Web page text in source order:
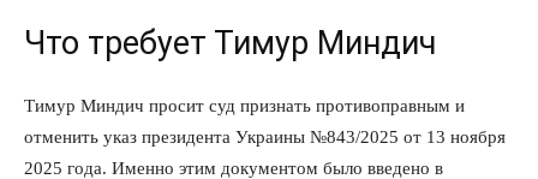
Что требует Тимур Миндич
Тимур Миндич просит суд признать противоправным и
отменить указ президента Украины №843/2025 от 13 ноября
2025 года. Именно этим документом было введено в